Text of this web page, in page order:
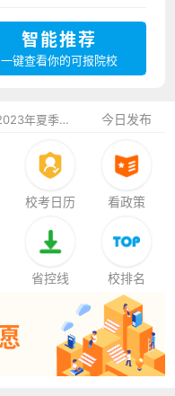
智能推荐
一键查看你的可报院校
厦门大学嘉庚学院2023年艺术类招生简章
湛江幼儿师范专科学校2023年夏季高考招生简章
香港中文大学（深圳）2023年夏季高考招生简章
今日发布
校考日历 看政策
省控线 校排名